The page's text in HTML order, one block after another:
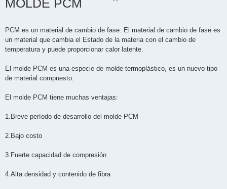
MOLDE PCM
PCM es un material de cambio de fase. El material de cambio de fase es
un material que cambia el Estado de la materia con el cambio de
temperatura y puede proporcionar calor latente.
El molde PCM es una especie de molde termoplástico, es un nuevo tipo
de material compuesto.
El molde PCM tiene muchas ventajas:
1.Breve período de desarrollo del molde PCM
2.Bajo costo
3.Fuerte capacidad de compresión
4.Alta densidad y contenido de fibra